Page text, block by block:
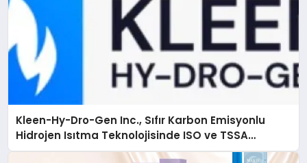
Kleen-Hy-Dro-Gen Inc., Sıfır Karbon Emisyonlu
Hidrojen Isıtma Teknolojisinde ISO ve TSSA
Düzenleyici Onaylarını Aldı